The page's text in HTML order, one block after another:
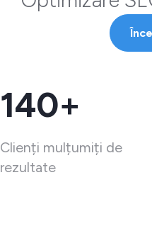
140+
Clienți mulțumiți de
rezultate